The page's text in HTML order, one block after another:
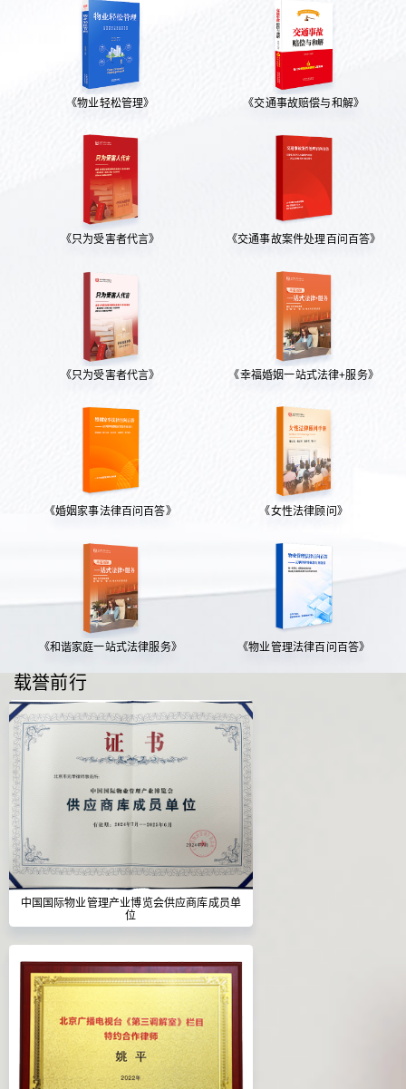
《物业轻松管理》 《交通事故赔偿与和解》
《只为受害者代言》 《交通事故案件处理百问百答》
《只为受害者代言》 《幸福婚姻一站式法律+服务》
《婚姻家事法律百问百答》 《女性法律顾问》
《和谐家庭一站式法律服务》 《物业管理法律百问百答》
载誉前行
中国国际物业管理产业博览会供应商库成员单
位